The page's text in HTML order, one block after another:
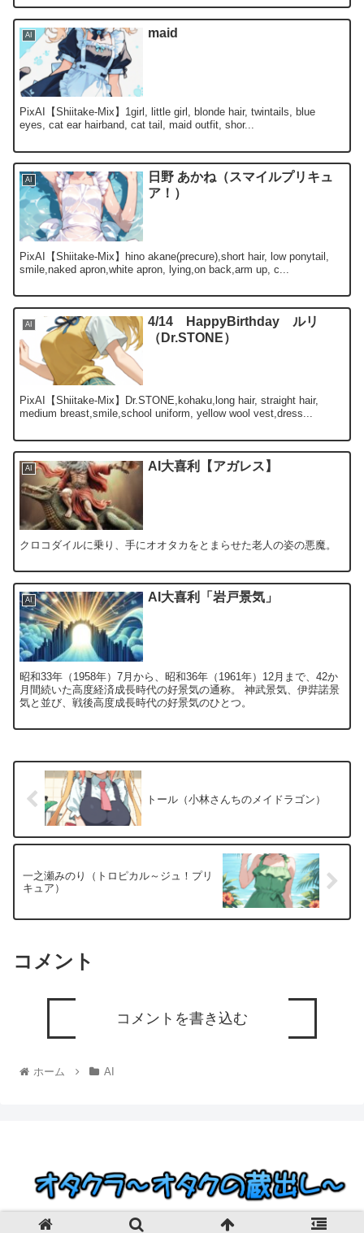
AI maid
PixAI【Shiitake-Mix】1girl, little girl, blonde hair, twintails, blue
eyes, cat ear hairband, cat tail, maid outfit, shor...
AI
日野 あかね（スマイルプリキュ
ア！）
PixAI【Shiitake-Mix】hino akane(precure),short hair, low ponytail,
smile,naked apron,white apron, lying,on back,arm up, c...
AI
4/14 HappyBirthday ルリ
（Dr.STONE）
PixAI【Shiitake-Mix】Dr.STONE,kohaku,long hair, straight hair,
medium breast,smile,school uniform, yellow wool vest,dress...
AI AI大喜利【アガレス】
クロコダイルに乗り、手にオオタカをとまらせた老人の姿の悪魔。
AI AI大喜利「岩戸景気」
昭和33年（1958年）7月から、昭和36年（1961年）12月まで、42か
月間続いた高度経済成長時代の好景気の通称。 神武景気、伊弉諾景
気と並び、戦後高度成長時代の好景気のひとつ。
トール（小林さんちのメイドラゴン）
一之瀬みのり（トロピカル～ジュ！プリ
キュア）
コメント
コメントを書き込む
ホーム AI
© 2023 オタクラ～オタクの蔵出し～.